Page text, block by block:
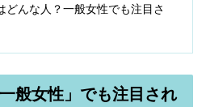
どんな人？一般女性でも注目さ
般女性」でも注目され